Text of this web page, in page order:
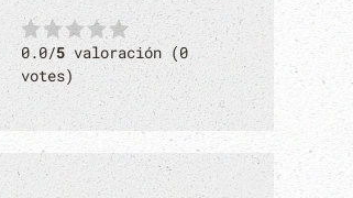
0.0/5 valoración (0
votes)